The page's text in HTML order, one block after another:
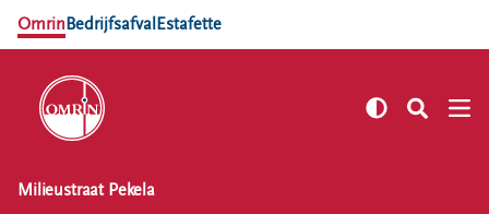
OmrinBedrijfsafval Estafette
NL EN
Milieustraat Pekela